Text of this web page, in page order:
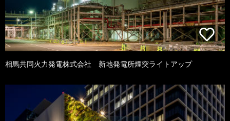
相馬共同火力発電株式会社 新地発電所煙突ライトアップ